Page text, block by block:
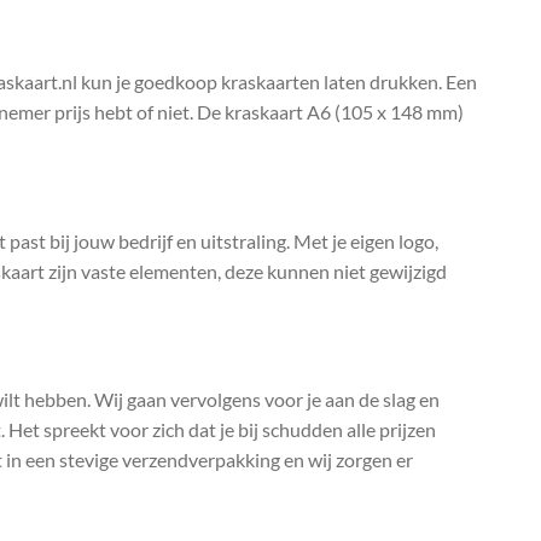
kun je goedkoop kraskaarten laten drukken. Een
prijs hebt of niet. De kraskaart A6 (105 x 148 mm)
bij jouw bedrijf en uitstraling. Met je eigen logo,
zijn vaste elementen, deze kunnen niet gewijzigd
hebben. Wij gaan vervolgens voor je aan de slag en
spreekt voor zich dat je bij schudden alle prijzen
een stevige verzendverpakking en wij zorgen er